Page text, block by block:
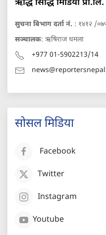
ऋद्धि सिद्धि मिडिया प्रा.लि.
सुचना बिभाग दर्ता नं. : १४१२ /
सञ्चालक: ऋषिराज धमला
+977 01-5902213/14
सोसल मिडिया
Facebook
Twitter
Instagram
Youtube